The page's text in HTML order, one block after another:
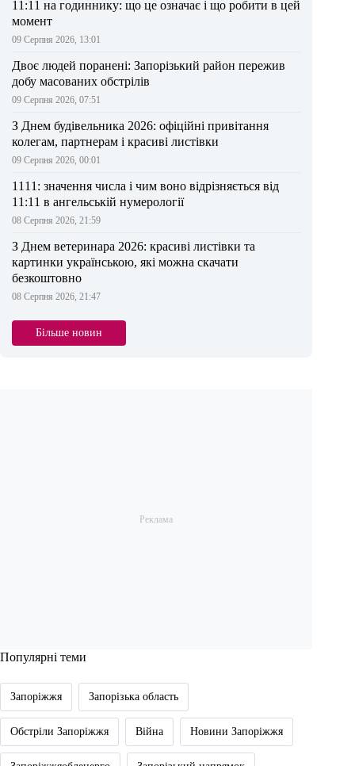
11:11 на годиннику: що це означає і що робити в цей
момент
09 Серпня 2026, 13:01
Двоє людей поранені: Запорізький район пережив
добу масованих обстрілів
09 Серпня 2026, 07:51
З Днем будівельника 2026: офіційні привітання
колегам, партнерам і красиві листівки
09 Серпня 2026, 00:01
1111: значення числа і чим воно відрізняється від
11:11 в ангельській нумерології
08 Серпня 2026, 21:59
З Днем ветеринара 2026: красиві листівки та
картинки українською, які можна скачати
безкоштовно
08 Серпня 2026, 21:47
Більше новин
Популярні теми
Запоріжжя Запорізька область
Обстріли Запоріжжя Війна Новини Запоріжжя